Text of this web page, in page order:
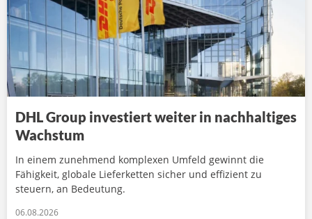
DHL Group investiert weiter in nachhaltiges
Wachstum
In einem zunehmend komplexen Umfeld gewinnt die
Fähigkeit, globale Lieferketten sicher und effizient zu
steuern, an Bedeutung.
06.08.2026